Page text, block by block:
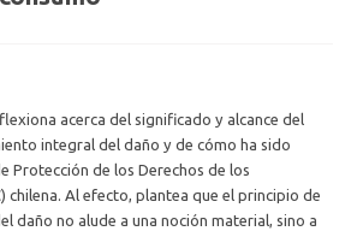
acerca del significado y alcance del
integral del daño y de cómo ha sido
Protección de los Derechos de los
chilena. Al efecto, plantea que el principio de
daño no alude a una noción material, sino a